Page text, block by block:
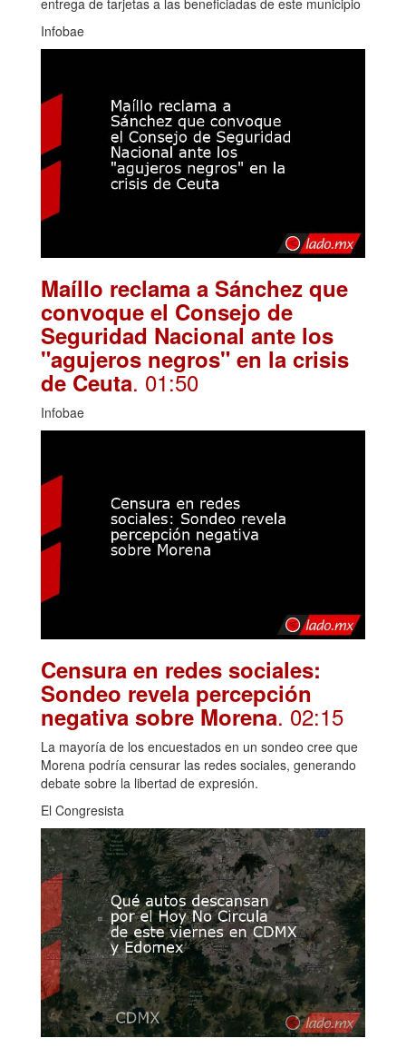
Infobae
Maíllo reclama a Sánchez que
convoque el Consejo de
Seguridad Nacional ante los
"agujeros negros" en la crisis
de Ceuta. 01:50
Infobae
Censura en redes sociales:
Sondeo revela percepción
negativa sobre Morena. 02:15
La mayoría de los encuestados en un sondeo cree que
Morena podría censurar las redes sociales, generando
debate sobre la libertad de expresión.
El Congresista